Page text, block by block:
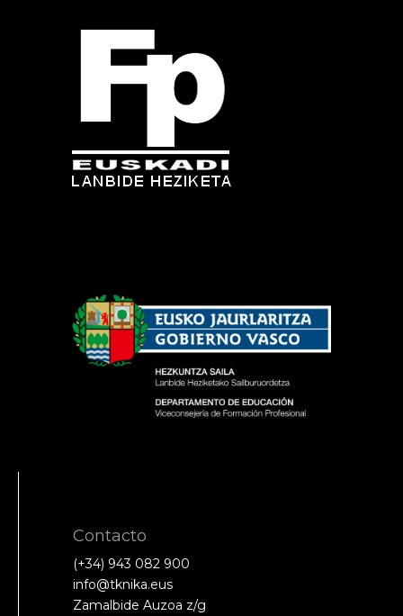
Contacto
(+34) 943 082 900
info@tknika.eus
Zamalbide Auzoa z/g